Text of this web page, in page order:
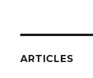
ARTICLES